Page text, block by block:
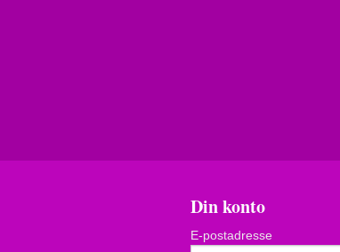
Din konto
E-postadresse